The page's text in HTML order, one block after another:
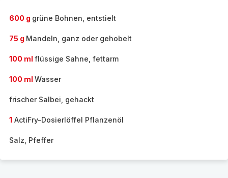
600 g grüne Bohnen, entstielt
75 g Mandeln, ganz oder gehobelt
100 ml flüssige Sahne, fettarm
100 ml Wasser
frischer Salbei, gehackt
1 ActiFry-Dosierlöffel Pflanzenöl
Salz, Pfeffer